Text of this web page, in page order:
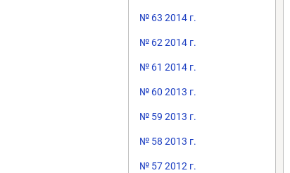
№ 63 2014 г.
№ 62 2014 г.
№ 61 2014 г.
№ 60 2013 г.
№ 59 2013 г.
№ 58 2013 г.
№ 57 2012 г.